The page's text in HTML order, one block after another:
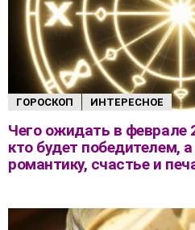
ГОРОСКОП ИНТЕРЕСНОЕ
Чего ожидать в феврале
кто будет победителем,
романтику, счастье и